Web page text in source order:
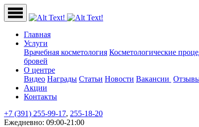
Главная
Услуги
Врачебная косметология Косметологические
бровей
О центре
Видео Награды Статьи Новости Вакансии
Акции
Контакты
+7 (391) 255-99-17, 255-18-20
Ежедневно: 09:00-21:00